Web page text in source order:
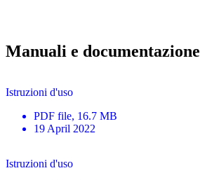
Manuali e documentazione
Istruzioni d'uso
PDF file, 16.7 MB
19 April 2022
Istruzioni d'uso